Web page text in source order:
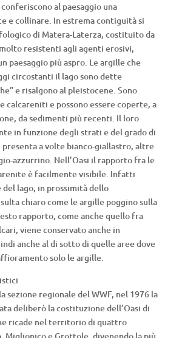
al paesaggio una
e collinare. In estrema contiguità si
di Matera-Laterza, costituito da
resistenti agli agenti erosivi,
paesaggio più aspro. Le argille che
circostanti il lago sono dette
e risalgono al pleistocene. Sono
calcareniti e possono essere coperte, a
da sedimenti più recenti. Il loro
in funzione degli strati e del grado di
presenta a volte bianco-giallastro, altre
azzurrino. Nell’Oasi il rapporto fra le
è facilmente visibile. Infatti
del lago, in prossimità dello
chiaro come le argille poggino sulla
rapporto, come anche quello fra
viene conservato anche in
anche al di sotto di quelle aree dove
solo le argille.
sezione regionale del WWF, nel 1976 la
deliberò la costituzione dell’Oasi di
ricade nel territorio di quattro